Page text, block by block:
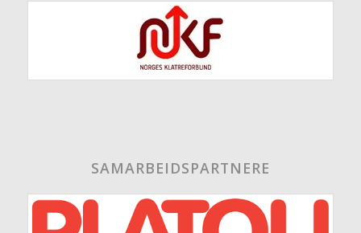
SAMARBEIDSPARTNERE